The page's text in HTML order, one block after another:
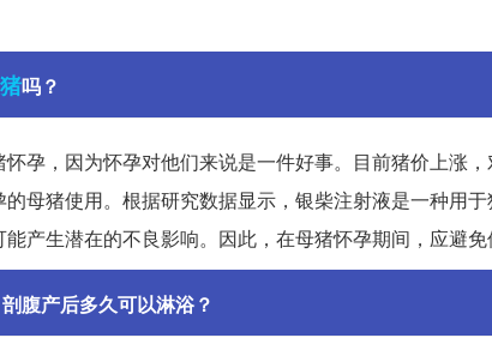
吗？
孕，因为怀孕对他们来说是一件好事。目前猪价上涨，
母猪使用。根据研究数据显示，银柴注射液是一种用
产生潜在的不良影响。因此，在母猪怀孕期间，应避免
腹产后多久可以淋浴？